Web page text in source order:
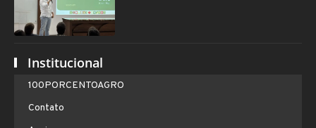
Institucional
100PORCENTOAGRO
Contato